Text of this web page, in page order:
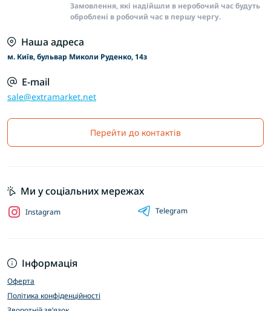
Замовлення, які надійшли в неробочий час будуть
оброблені в робочий час в першу чергу.
Наша адреса
м. Київ, бульвар Миколи Руденко, 14з
E-mail
sale@extramarket.net
Перейти до контактів
Інформація
Оферта
Політика конфіденційності
Ми у соціальних мережах
Instagram Telegram